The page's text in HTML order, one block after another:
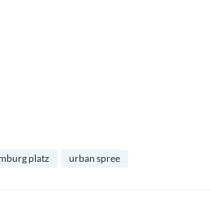
platz urban spree